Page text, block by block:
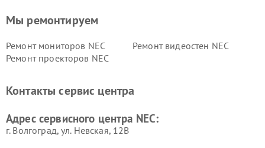
Мы ремонтируем
Ремонт мониторов NEC
Ремонт видеостен NEC
Ремонт проекторов NEC
Контакты сервис центра
Адрес сервисного центра NEC:
г. Волгоград, ул. Невская, 12В